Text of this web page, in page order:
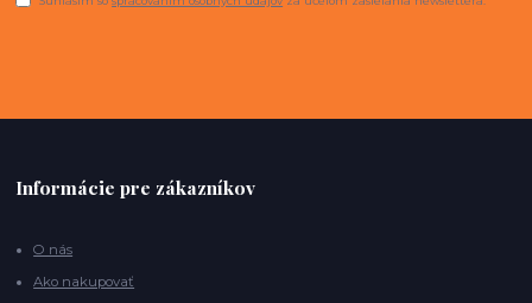
Informácie pre zákazníkov
O nás
Ako nakupovať